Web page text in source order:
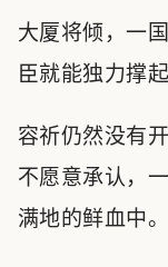
大厦将倾，一
臣就能独力撑起
容祈仍然没有
不愿意承认，
满地的鲜血中。